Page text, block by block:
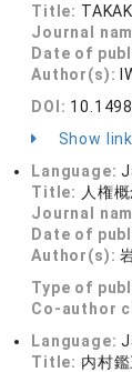
Title:
Journal
Date of
Author(s):
DOI:
Show
Language:
Title: 人権
Journal
Date of
Author(s):
Type of
Co-author
Language:
Title: 内村